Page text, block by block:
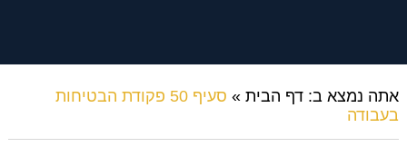
אתה נמצא ב: דף הבית»
סעיף 50 פקודת הבטיחות
בעבודה